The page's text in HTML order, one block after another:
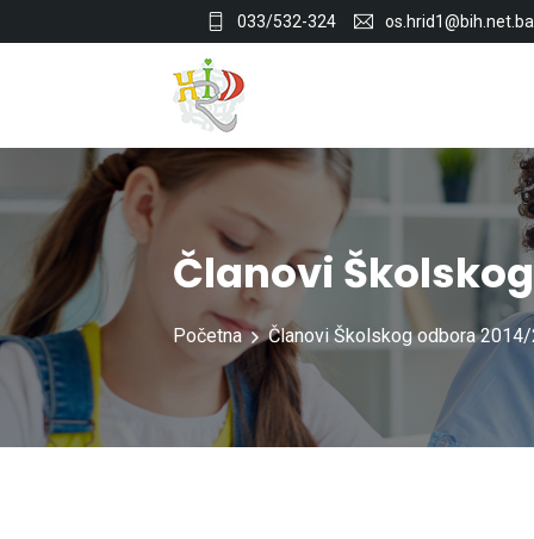
033/532-324 os.hrid1@bih.net.ba
Članovi
Početna Članovi Školskog odbora